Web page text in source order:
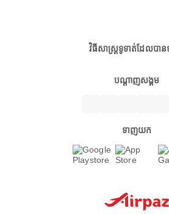
វិធីសាស្ត្រទូទាត់ដែលបា
បណ្តាញសង្គម
ទាញយក